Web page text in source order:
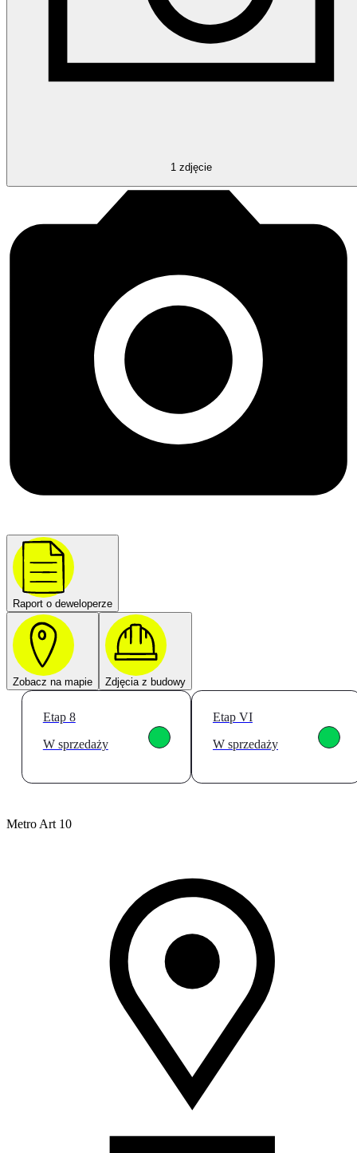
1 zdjęcie
Raport o deweloperze
Zobacz na mapie Zdjęcia z budowy
Etap 8
W sprzedaży
Etap VI
W sprzedaży
Metro Art 10